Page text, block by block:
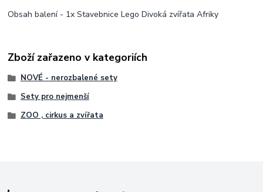
Obsah balení - 1x Stavebnice Lego Divoká zvířata Afriky
Zboží zařazeno v kategoriích
NOVÉ - nerozbalené sety
Sety pro nejmenší
ZOO , cirkus a zvířata